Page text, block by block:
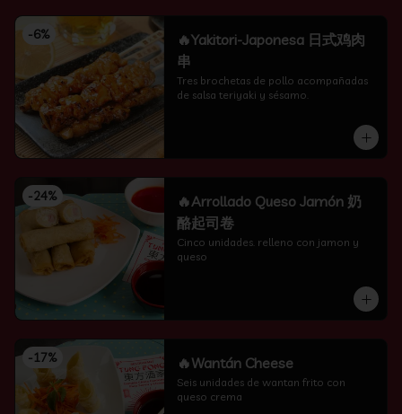
-6%
🔥Yakitori-Japonesa 日式鸡肉
串
Tres brochetas de pollo acompañadas
de salsa teriyaki y sésamo.
-24%
🔥Arrollado Queso Jamón 奶
酪起司卷
Cinco unidades. relleno con jamon y
queso
-17% 🔥Wantán Cheese
Seis unidades de wantan frito con
queso crema